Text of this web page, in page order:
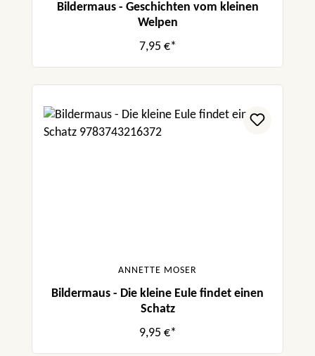
Bildermaus - Geschichten vom kleinen
Welpen
7,95 €*
ANNETTE MOSER
Bildermaus - Die kleine Eule findet einen
Schatz
9,95 €*